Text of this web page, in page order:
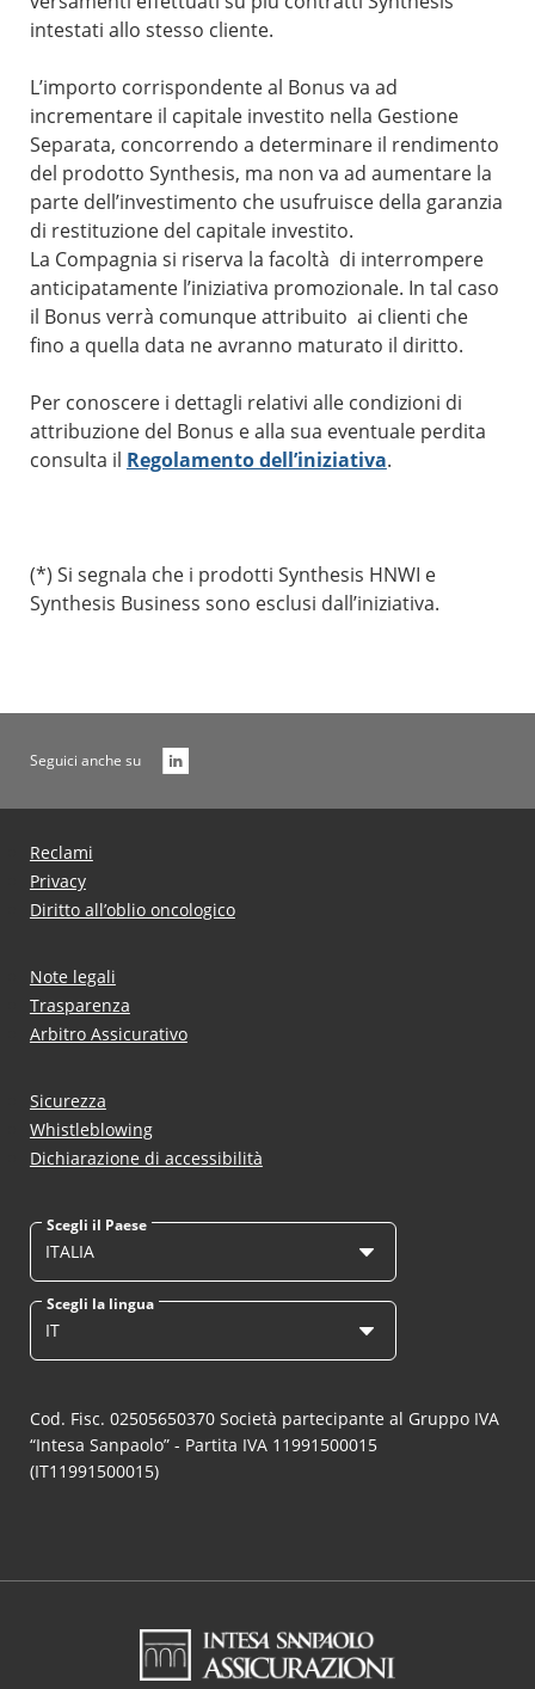
intestati allo stesso cliente.
L’importo corrispondente al Bonus va ad
incrementare il capitale investito nella Gestione
Separata, concorrendo a determinare il rendimento
del prodotto Synthesis, ma non va ad aumentare la
parte dell’investimento che usufruisce della garanzia
di restituzione del capitale investito.
La Compagnia si riserva la facoltà di interrompere
anticipatamente l’iniziativa promozionale. In tal caso
il Bonus verrà comunque attribuito ai clienti che
fino a quella data ne avranno maturato il diritto.
Per conoscere i dettagli relativi alle condizioni di
attribuzione del Bonus e alla sua eventuale perdita
consulta il Regolamento dell’iniziativa.
(*) Si segnala che i prodotti Synthesis HNWI e
Synthesis Business sono esclusi dall’iniziativa.
Seguici anche su
Reclami
Privacy
Diritto all’oblio oncologico
Note legali
Trasparenza
Arbitro Assicurativo
Sicurezza
Whistleblowing
Dichiarazione di accessibilità
Scegli il Paese
ITALIA
Scegli la lingua
IT
Cod. Fisc. 02505650370 Società partecipante al Gruppo IVA
“Intesa Sanpaolo” - Partita IVA 11991500015
(IT11991500015)